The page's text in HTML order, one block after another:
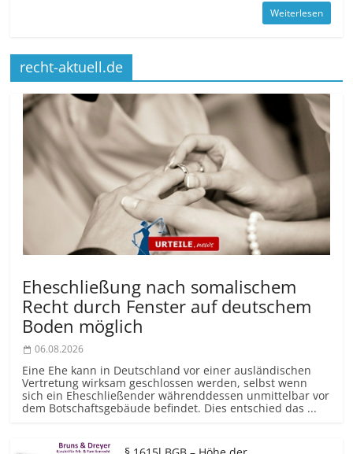
Weiterlesen
recht-aktuell.de
Eheschließung nach somalischem
Recht durch Fenster auf deutschem
Boden möglich
06.08.2026
Eine Ehe kann in Deutschland vor einer ausländischen
Vertretung wirksam geschlossen werden, selbst wenn
sich ein Eheschließender währenddessen unmittelbar vor
dem Botschaftsgebäude befindet. Dies entschied das ...